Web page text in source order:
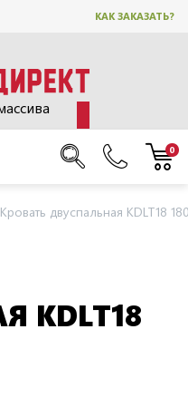
КАК ЗАКАЗАТЬ?
0
Кровать двуспальная KDLT18
KDLT18